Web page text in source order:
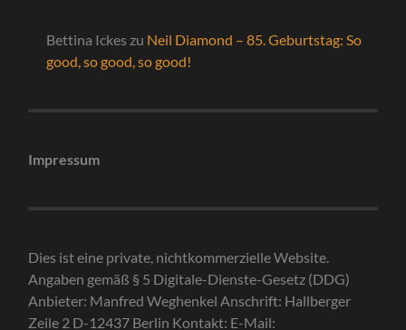
Bettina Ickes zu Neil Diamond – 85. Geburtstag: So
good, so good, so good!
Impressum
Dies ist eine private, nichtkommerzielle Website.
Angaben gemäß § 5 Digitale-Dienste-Gesetz (DDG)
Anbieter: Manfred Weghenkel Anschrift: Hallberger
Zeile 2 D-12437 Berlin Kontakt: E-Mail: